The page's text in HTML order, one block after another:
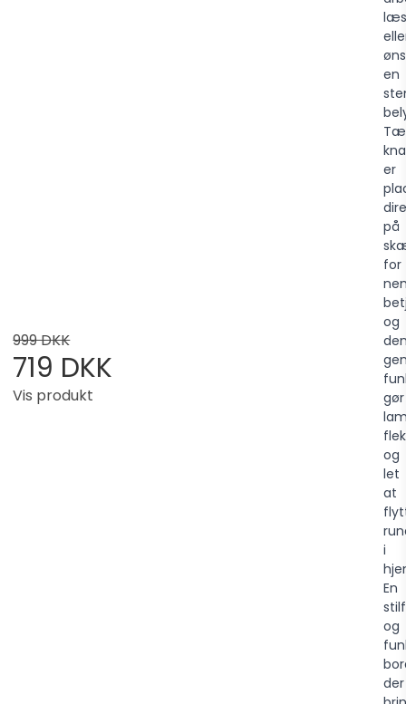
999 DKK
719 DKK
Vis produkt
en
er
på
for
og
gør
og
let
at
i
En
og
der